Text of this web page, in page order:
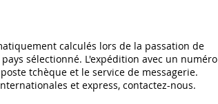
calculés lors de la passation de
sélectionné. L'expédition avec un numéro
tchèque et le service de messagerie.
et express, contactez-nous.